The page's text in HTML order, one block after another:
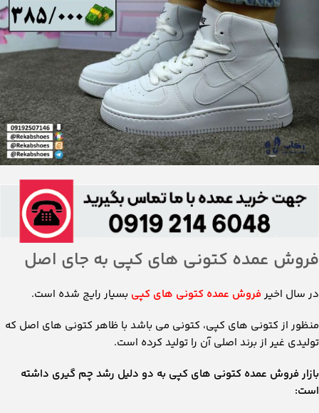
فروش عمده کتونی های کپی به جای اصل
در سال اخیر فروش عمده کتونی های کپی بسیار رایج شده است.
منظور از کتونی های کپی، کتونی می باشد با ظاهر کتونی های اصل که
تولیدی غیر از برند اصلی آن را تولید کرده است.
بازار فروش عمده کتونی های کپی به دو دلیل رشد چم گیری داشته
است: